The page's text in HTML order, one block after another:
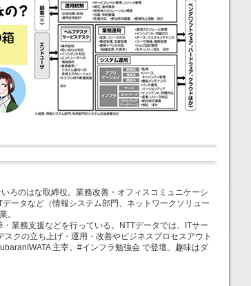
ろのはな取締役。業務改善・オフィスコミュニケーシ
ータなど（情報システム部門、ネットワークソリュー
。
業務支援などを行っている。NTTデータでは、ITサー
クの立ち上げ・運用・改善やビジネスプロセスアウト
主宰。#インフラ勉強会 で登壇。趣味はダ